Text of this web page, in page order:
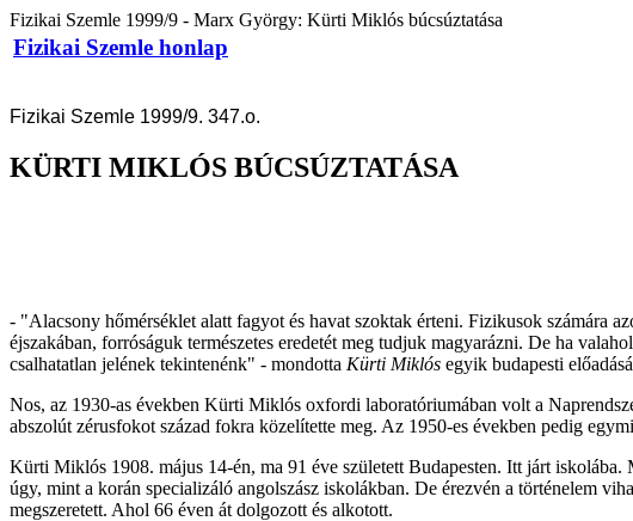
Fizikai Szemle 1999/9 - Marx György: Kürti Miklós búcsúztatása
Fizikai Szemle honlap
Fizikai Szemle 1999/9. 347.o.
KÜRTI MIKLÓS BÚCSÚZTATÁSA
- "Alacsony hőmérséklet alatt fagyot és havat szoktak érteni. Fizikusok számára
éjszakában, forróságuk természetes eredetét meg tudjuk magyarázni. De ha
csalhatatlan jelének tekintenénk" - mondotta Kürti Miklós egyik budapesti
Nos, az 1930-as években Kürti Miklós oxfordi laboratóriumában volt a
abszolút zérusfokot század fokra közelítette meg. Az 1950-es években pedig
Kürti Miklós 1908. május 14-én, ma 91 éve született Budapesten. Itt járt
úgy, mint a korán specializáló angolszász iskolákban. De érezvén a történelem
megszeretett. Ahol 66 éven át dolgozott és alkotott.